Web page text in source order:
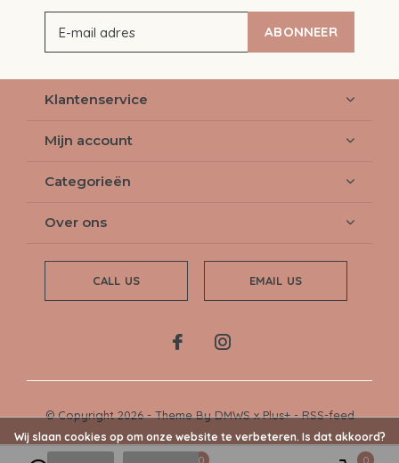
ABONNEER
Klantenservice
Mijn account
Categorieën
Over ons
CALL US EMAIL US
© Copyright2026- Theme ByDMWSxPlus+-RSS-feed
0 0
Wij slaan cookies op om onze website te verbeteren. Is dat akkoord?